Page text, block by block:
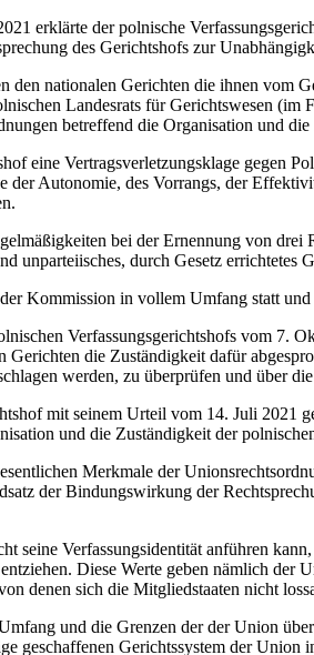
erklärte der polnische
des Gerichtshofs zur
den nationalen Gerichten die ihnen vom
Landesrats für Gerichtswesen
betreffend die Organisation und
eine Vertragsverletzungsklage gegen
der Autonomie, des Vorrangs, der
bei der Ernennung von drei
unparteiisches, durch Gesetz errichtetes
Kommission in vollem Umfang statt und
Verfassungsgerichtshofs vom 7.
Gerichten die Zuständigkeit dafür
werden, zu überprüfen und über
mit seinem Urteil vom 14. Juli 2021
und die Zuständigkeit der
Merkmale der
der Bindungswirkung der
seine Verfassungsidentität anführen
Diese Werte geben nämlich
denen sich die Mitgliedstaaten nicht
und die Grenzen der der Union
geschaffenen Gerichtssystem der